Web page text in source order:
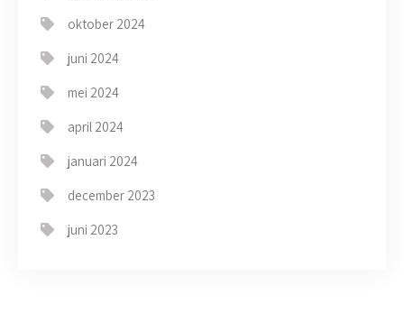
oktober 2024
juni 2024
mei 2024
april 2024
januari 2024
december 2023
juni 2023